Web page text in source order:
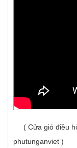
( Cửa gió điều
phutunganviet )